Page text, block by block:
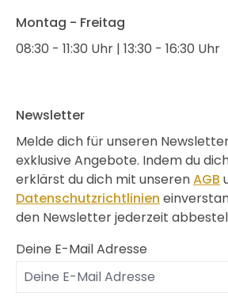
Montag - Freitag
08:30 - 11:30 Uhr | 13:30 - 16:30 Uhr
Newsletter
Melde dich für unseren
exklusive Angebote. Indem du
erklärst du dich mit unserenAGB
Datenschutzrichtlinien
den Newsletter jederzeit
Deine E-Mail Adresse